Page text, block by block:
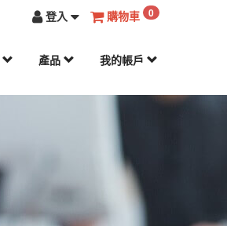
登入 購物車 0
產品 我的帳戶